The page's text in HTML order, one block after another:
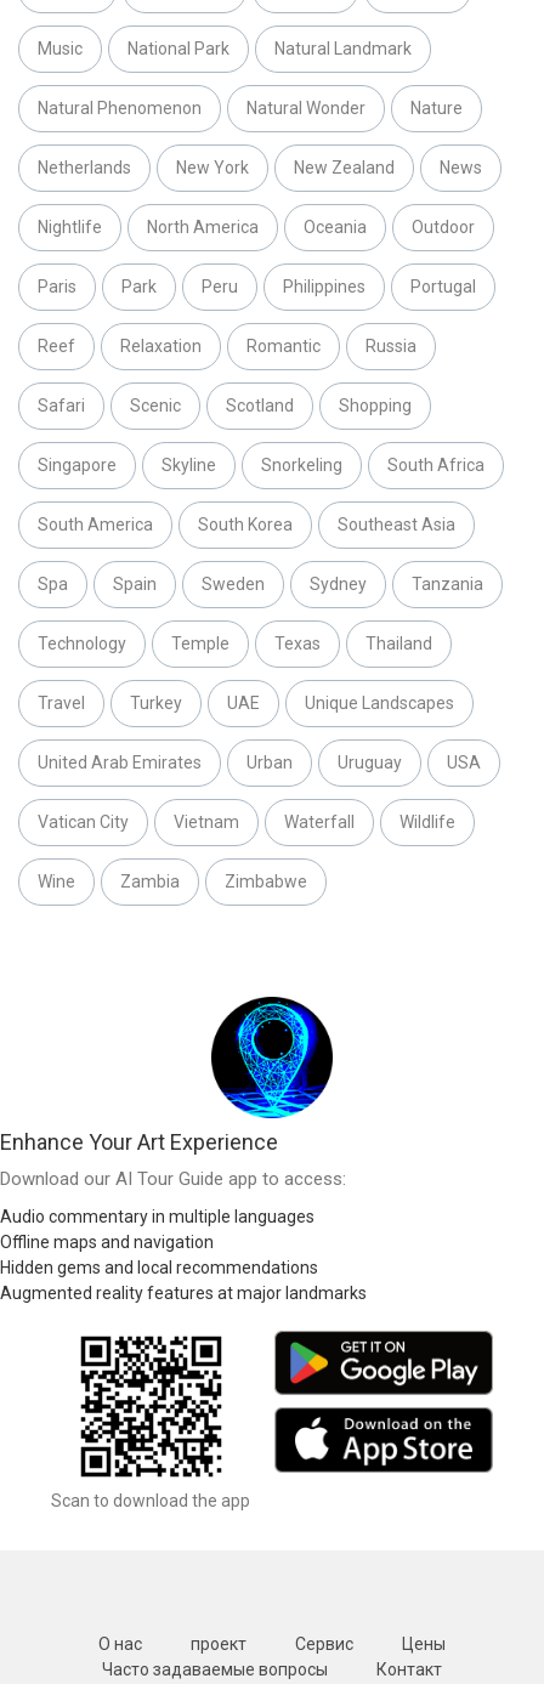
Music National Park Natural Landmark
Natural Phenomenon Natural Wonder Nature
Netherlands New York New Zealand News
Nightlife North America Oceania Outdoor
Paris Park Peru Philippines Portugal
Reef Relaxation Romantic Russia
Safari Scenic Scotland Shopping
Singapore Skyline Snorkeling South Africa
South America South Korea Southeast Asia
Spa Spain Sweden Sydney Tanzania
Technology Temple Texas Thailand
Travel Turkey UAE Unique Landscapes
United Arab Emirates Urban Uruguay USA
Vatican City Vietnam Waterfall Wildlife
Wine Zambia Zimbabwe
Enhance Your Art Experience
Download our AI Tour Guide app to access:
Audio commentary in multiple languages
Offline maps and navigation
Hidden gems and local recommendations
Augmented reality features at major landmarks
Scan to download the app
О нас проект Сервис
Цены
Часто задаваемые вопросы
Контакт